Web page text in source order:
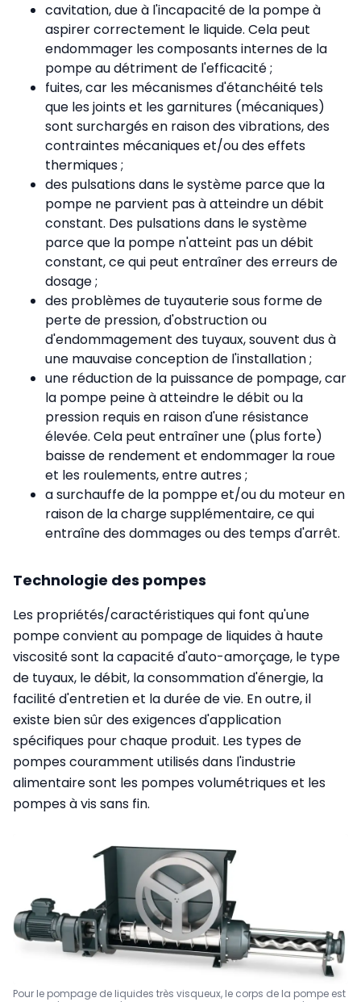
cavitation, due à l'incapacité de la pompe à
aspirer correctement le liquide. Cela peut
endommager les composants internes de la
pompe au détriment de l'efficacité ;
fuites, car les mécanismes d'étanchéité tels
que les joints et les garnitures (mécaniques)
sont surchargés en raison des vibrations, des
contraintes mécaniques et/ou des effets
thermiques ;
des pulsations dans le système parce que la
pompe ne parvient pas à atteindre un débit
constant. Des pulsations dans le système
parce que la pompe n'atteint pas un débit
constant, ce qui peut entraîner des erreurs de
dosage ;
des problèmes de tuyauterie sous forme de
perte de pression, d'obstruction ou
d'endommagement des tuyaux, souvent dus à
une mauvaise conception de l'installation ;
une réduction de la puissance de pompage, car
la pompe peine à atteindre le débit ou la
pression requis en raison d'une résistance
élevée. Cela peut entraîner une (plus forte)
baisse de rendement et endommager la roue
et les roulements, entre autres ;
a surchauffe de la pomppe et/ou du moteur en
raison de la charge supplémentaire, ce qui
entraîne des dommages ou des temps d'arrêt.
Technologie des pompes
Les propriétés/caractéristiques qui font qu'une
pompe convient au pompage de liquides à haute
viscosité sont la capacité d'auto-amorçage, le type
de tuyaux, le débit, la consommation d'énergie, la
facilité d'entretien et la durée de vie. En outre, il
existe bien sûr des exigences d'application
spécifiques pour chaque produit. Les types de
pompes couramment utilisés dans l'industrie
alimentaire sont les pompes volumétriques et les
pompes à vis sans fin.
Pour le pompage de liquides très visqueux, le corps de la pompe est